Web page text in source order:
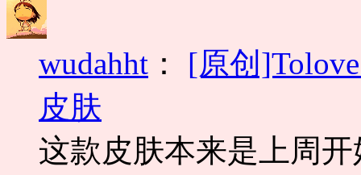
wudahht ： [原创
皮肤
这款皮肤本来是上周